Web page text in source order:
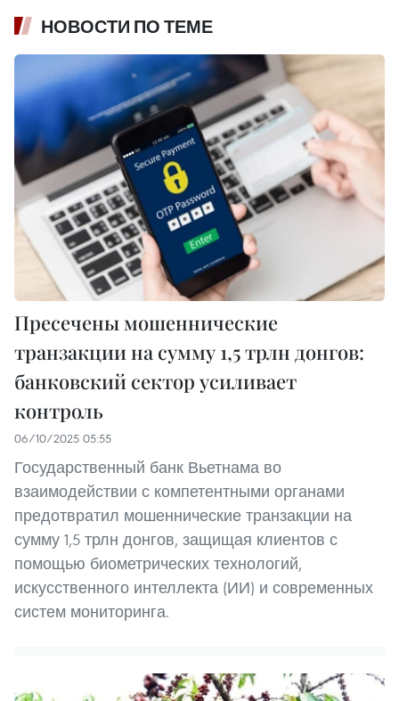
НОВОСТИ ПО ТЕМЕ
Пресечены мошеннические
транзакции на сумму 1,5 трлн донгов:
банковский сектор усиливает
контроль
06/10/2025 05:55
Государственный банк Вьетнама во
взаимодействии с компетентными органами
предотвратил мошеннические транзакции на
сумму 1,5 трлн донгов, защищая клиентов с
помощью биометрических технологий,
искусственного интеллекта (ИИ) и современных
систем мониторинга.